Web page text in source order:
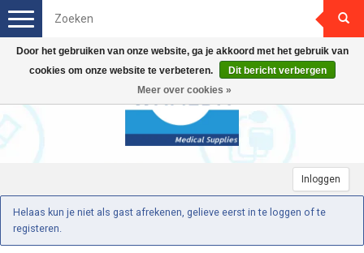
Inloggen
Toggle
Helaas kun je niet als gast afrekenen, gelieve eerst in te loggen of te
registeren.
Door het gebruiken van onze website, ga je akkoord met het gebruik van
cookies om onze website te verbeteren.
Dit bericht verbergen
Meer over cookies »